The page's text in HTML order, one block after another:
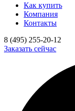
Как купить
Компания
Контакты
8 (495) 255-20-12
Заказать сейчас